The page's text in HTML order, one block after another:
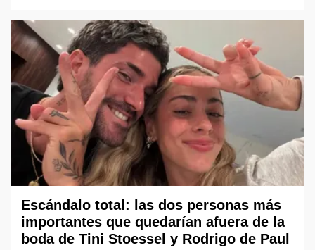
Escándalo total: las dos personas más
importantes que quedarían afuera de la
boda de Tini Stoessel y Rodrigo de Paul